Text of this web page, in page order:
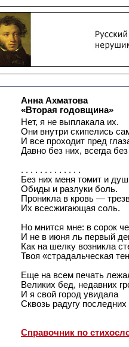
Анна Ахматова
«Вторая годовщина»
Нет, я не выплакала их.
Они внутри скипелись
И все проходит пред
Давно без них, всегда
. . . . . . . . . . . . .
Без них меня томит и
Обиды и разлуки боль.
Проникла в кровь —
Их всесжигающая соль.
Но мнится мне: в сорок
И не в июня ль первый
Как на шелку возникла
Твоя «страдальческая
Еще на всем печать
Великих бед, недавних
И я свой город увидала
Сквозь радугу последних
Справочник по